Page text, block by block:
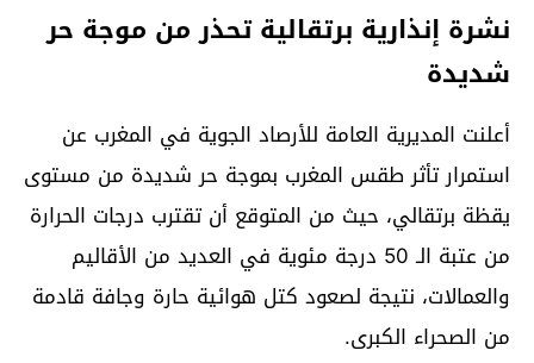
نشرة إنذارية برتقالية تحذر من موجة حر
شديدة
أعلنت المديرية العامة للأرصاد الجوية في المغرب عن
استمرار تأثر طقس المغرب بموجة حر شديدة من مستوى
يقظة برتقالي، حيث من المتوقع أن تقترب درجات الحرارة
من عتبة الـ 50 درجة مئوية في العديد من الأقاليم
والعمالات، نتيجة لصعود كتل هوائية حارة وجافة قادمة
من الصحراء الكبرى.